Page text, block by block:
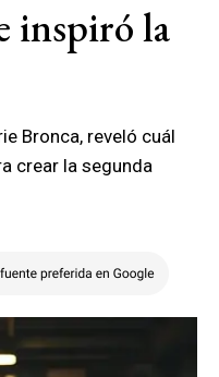
inspiró la
Bronca, reveló cuál
crear la segunda